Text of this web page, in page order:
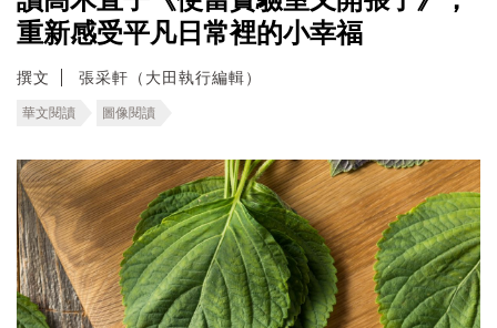
重新感受平凡日常裡的小幸福
撰文 張采軒（大田執行編輯）
華文閱讀 圖像閱讀